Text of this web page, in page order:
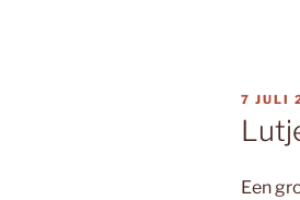
OP
7 JULI
Een